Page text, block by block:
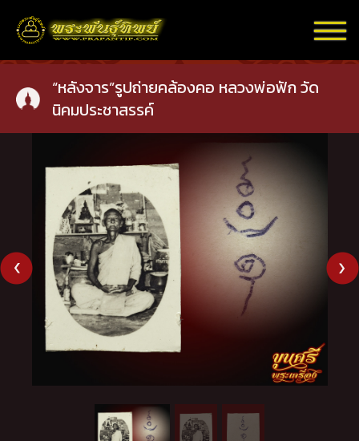
“หลังจาร”รูปถ่ายคล้องคอ หลวงพ่อฟัก วัด
นิคมประชาสรรค์